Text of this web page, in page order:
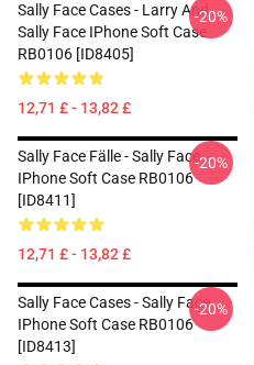
Sally Face Cases - Larry And
Sally Face IPhone Soft Case
RB0106 [ID8405]
12,71 £ - 13,82 £
-20%
Sally Face Fälle - Sally Face
IPhone Soft Case RB0106
[ID8411]
12,71 £ - 13,82 £
-20%
Sally Face Cases - Sally Face
IPhone Soft Case RB0106
[ID8413]
-20%